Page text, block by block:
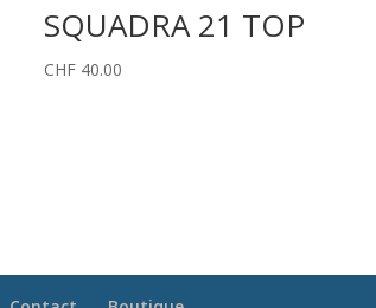
SQUADRA 21 TOP
CHF40.00